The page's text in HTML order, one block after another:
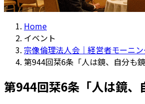
Home
イベント
宗像倫理法人会｜経営者モーニ
第944回栞6条「人は鏡、自分
第944回栞6条「人は鏡